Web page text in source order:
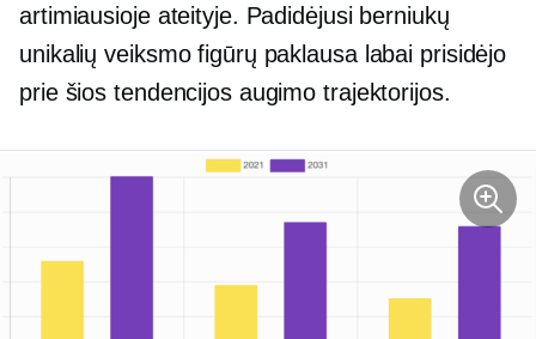
artimiausioje ateityje. Padidėjusi berniukų
unikalių veiksmo figūrų paklausa labai prisidėjo
prie šios tendencijos augimo trajektorijos.